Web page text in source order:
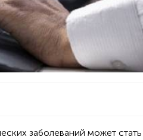
заболеваний может